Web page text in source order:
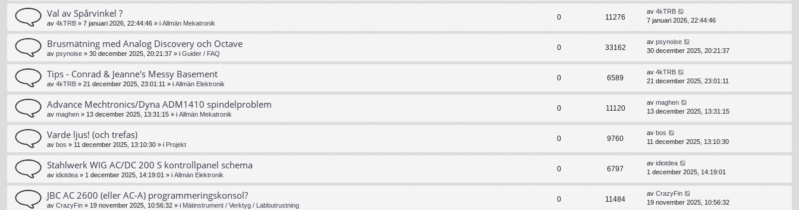
Val av Spårvinkel ?
av 4kTRB » 7 januari 2026, 22:44:46 » i Allmän Mekatronik
0 11276
av 4kTRB
7 januari 2026, 22:44:46
Brusmätning med Analog Discovery och Octave
av psynoise » 30 december 2025, 20:21:37 » i Guider / FAQ
0 33162
av psynoise
30 december 2025, 20:21:37
Tips - Conrad & Jeanne's Messy Basement
av 4kTRB » 21 december 2025, 23:01:11 » i Allmän Elektronik
0 6589
av 4kTRB
21 december 2025, 23:01:11
Advance Mechtronics/Dyna ADM1410 spindelproblem
av maghen » 13 december 2025, 13:31:15 » i Allmän Mekatronik
0 11120
av maghen
13 december 2025, 13:31:15
Varde ljus! (och trefas)
av bos » 11 december 2025, 13:10:30 » i Projekt
0 9760
av bos
11 december 2025, 13:10:30
Stahlwerk WIG AC/DC 200 S kontrollpanel schema
av idiotdea » 1 december 2025, 14:19:01 » i Allmän Elektronik
0 6797
av idiotdea
1 december 2025, 14:19:01
JBC AC 2600 (eller AC-A) programmeringskonsol?
av CrazyFin » 19 november 2025, 10:56:32 » i Mätinstrument / Verktyg / Labbutrustning
0 11484
av CrazyFin
19 november 2025, 10:56:32